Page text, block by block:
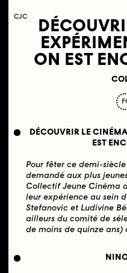
COLLECTIF
JEUNE
C
ON EST
DÉCOUVRIR LE
EST
Pour fêter ce demi-siècle
demandé aux plus
Collectif Jeune Cinéma
leur expérience au sein
Stefanovic et Ludivine
ailleurs du comité de
de moins de quinze